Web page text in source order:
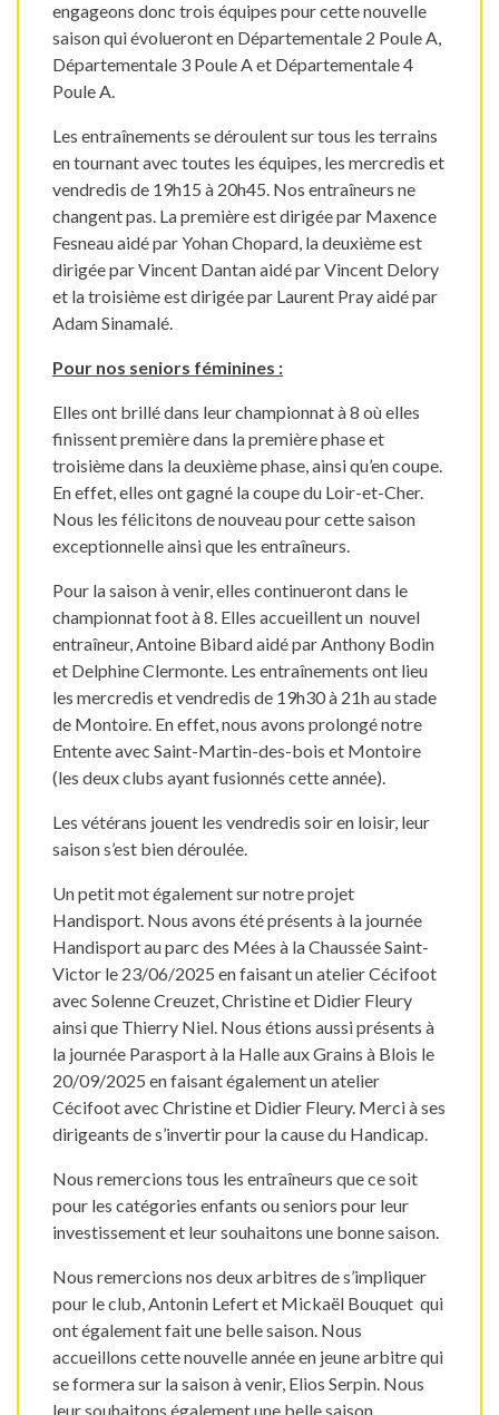
engageons donc trois équipes pour cette nouvelle
saison qui évolueront en Départementale 2 Poule A,
Départementale 3 Poule A et Départementale 4
Poule A.
Les entraînements se déroulent sur tous les terrains
en tournant avec toutes les équipes, les mercredis et
vendredis de 19h15 à 20h45. Nos entraîneurs ne
changent pas. La première est dirigée par Maxence
Fesneau aidé par Yohan Chopard, la deuxième est
dirigée par Vincent Dantan aidé par Vincent Delory
et la troisième est dirigée par Laurent Pray aidé par
Adam Sinamalé.
Pour nos seniors féminines :
Elles ont brillé dans leur championnat à 8 où elles
finissent première dans la première phase et
troisième dans la deuxième phase, ainsi qu’en coupe.
En effet, elles ont gagné la coupe du Loir-et-Cher.
Nous les félicitons de nouveau pour cette saison
exceptionnelle ainsi que les entraîneurs.
Pour la saison à venir, elles continueront dans le
championnat foot à 8. Elles accueillent un nouvel
entraîneur, Antoine Bibard aidé par Anthony Bodin
et Delphine Clermonte. Les entraînements ont lieu
les mercredis et vendredis de 19h30 à 21h au stade
de Montoire. En effet, nous avons prolongé notre
Entente avec Saint-Martin-des-bois et Montoire
(les deux clubs ayant fusionnés cette année).
Les vétérans jouent les vendredis soir en loisir, leur
saison s’est bien déroulée.
Un petit mot également sur notre projet
Handisport. Nous avons été présents à la journée
Handisport au parc des Mées à la Chaussée Saint-
Victor le 23/06/2025 en faisant un atelier Cécifoot
avec Solenne Creuzet, Christine et Didier Fleury
ainsi que Thierry Niel. Nous étions aussi présents à
la journée Parasport à la Halle aux Grains à Blois le
20/09/2025 en faisant également un atelier
Cécifoot avec Christine et Didier Fleury. Merci à ses
dirigeants de s’invertir pour la cause du Handicap.
Nous remercions tous les entraîneurs que ce soit
pour les catégories enfants ou seniors pour leur
investissement et leur souhaitons une bonne saison.
Nous remercions nos deux arbitres de s’impliquer
pour le club, Antonin Lefert et Mickaël Bouquet qui
ont également fait une belle saison. Nous
accueillons cette nouvelle année en jeune arbitre qui
se formera sur la saison à venir, Elios Serpin. Nous
leur souhaitons également une belle saison.